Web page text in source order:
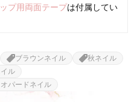
プ用両面テープは付属してい
ブラウンネイル
秋ネイル
ル
オパードネイル